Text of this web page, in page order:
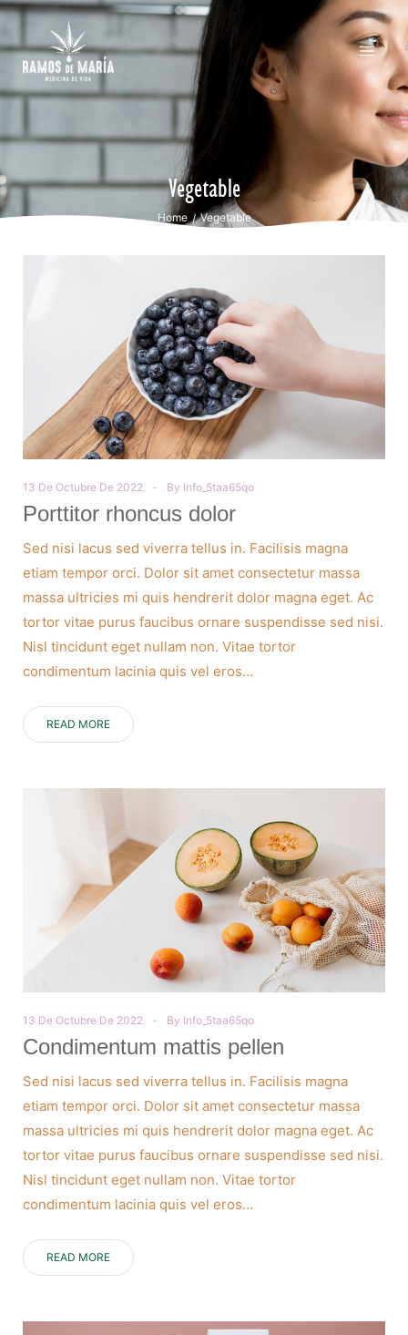
Vegetable
Home / Vegetable
13 De Octubre De 2022 By Info_5taa65qo
Porttitor rhoncus dolor
Sed nisi lacus sed viverra tellus in. Facilisis magna
etiam tempor orci. Dolor sit amet consectetur massa
massa ultricies mi quis hendrerit dolor magna eget. Ac
tortor vitae purus faucibus ornare suspendisse sed nisi.
Nisl tincidunt eget nullam non. Vitae tortor
condimentum lacinia quis vel eros…
READ MORE
13 De Octubre De 2022 By Info_5taa65qo
Condimentum mattis pellen
Sed nisi lacus sed viverra tellus in. Facilisis magna
etiam tempor orci. Dolor sit amet consectetur massa
massa ultricies mi quis hendrerit dolor magna eget. Ac
tortor vitae purus faucibus ornare suspendisse sed nisi.
Nisl tincidunt eget nullam non. Vitae tortor
condimentum lacinia quis vel eros…
READ MORE